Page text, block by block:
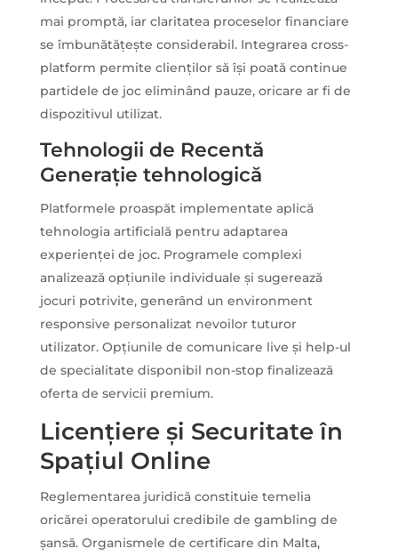
mai promptă, iar claritatea proceselor financiare
se îmbunătățește considerabil. Integrarea cross-
platform permite clienților să își poată continue
partidele de joc eliminând pauze, oricare ar fi de
dispozitivul utilizat.
Tehnologii de Recentă
Generație tehnologică
Platformele proaspăt implementate aplică
tehnologia artificială pentru adaptarea
experienței de joc. Programele complexi
analizează opțiunile individuale și sugerează
jocuri potrivite, generând un environment
responsive personalizat nevoilor tuturor
utilizator. Opțiunile de comunicare live și help-ul
de specialitate disponibil non-stop finalizează
oferta de servicii premium.
Licențiere și Securitate în
Spațiul Online
Reglementarea juridică constituie temelia
oricărei operatorului credibile de gambling de
șansă. Organismele de certificare din Malta,